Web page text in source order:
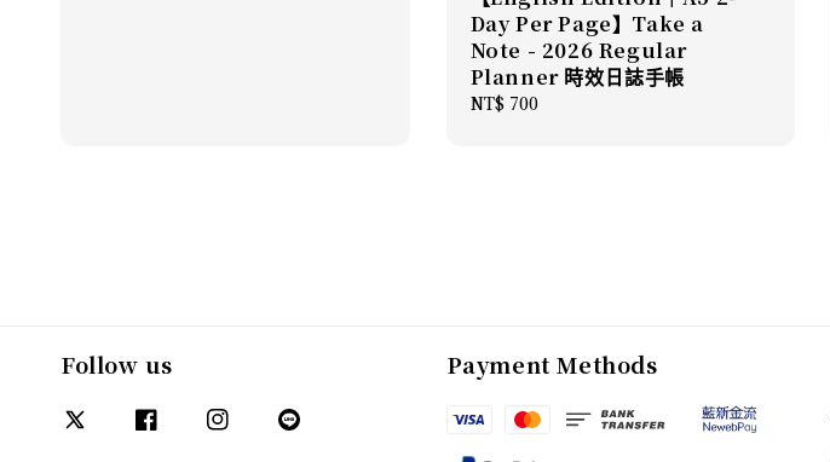
Day Per Page】Take a
Note - 2026 Regular
Planner 時效日誌手帳
Regular
NT$ 700
Follow us Payment Methods